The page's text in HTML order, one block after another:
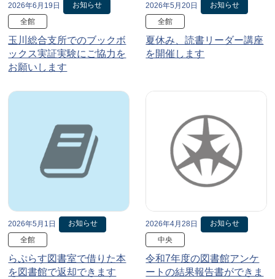
2026年6月19日
お知らせ
全館
玉川総合支所でのブックボ
ックス実証実験にご協力を
お願いします
2026年5月20日
お知らせ
全館
夏休み、読書リーダー講座
を開催します
2026年5月1日
お知らせ
全館
らぷらす図書室で借りた本
を図書館で返却できます
2026年4月28日
お知らせ
中央
令和7年度の図書館アンケ
ートの結果報告書ができま